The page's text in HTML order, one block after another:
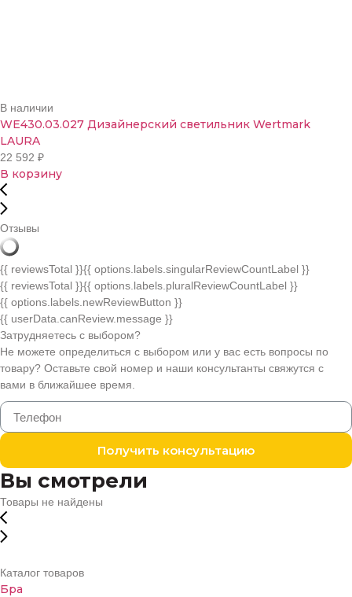
В наличии
WE430.03.027 Дизайнерский светильник Wertmark
LAURA
22 592 ₽
В корзину
Отзывы
{{ reviewsTotal }}{{ options.labels.singularReviewCountLabel }}
{{ reviewsTotal }}{{ options.labels.pluralReviewCountLabel }}
{{ options.labels.newReviewButton }}
{{ userData.canReview.message }}
Затрудняетесь с выбором?
Не можете определиться с выбором или у вас есть вопросы по
товару? Оставьте свой номер и наши консультанты свяжутся с
вами в ближайшее время.
Получить консультацию
Вы смотрели
Товары не найдены
Каталог товаров
Бра